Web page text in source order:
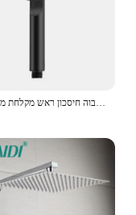
5 מצבים ראש מקלחת ראש מתכווננת מים בלחץ גבוה חיסכון ראש מקלחת מים עיסוי